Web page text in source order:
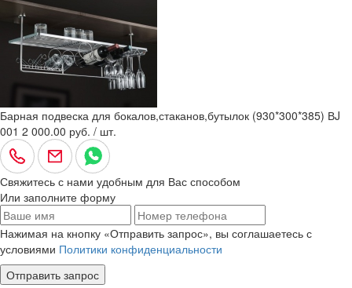
Барная подвеска для бокалов,стаканов,бутылок (930*300*385) ВJ
001 2 000.00 руб. / шт.
Свяжитесь с нами удобным для Вас способом
Или заполните форму
Нажимая на кнопку «Отправить запрос», вы соглашаетесь с
условиями Политики конфиденциальности
Отправить запрос